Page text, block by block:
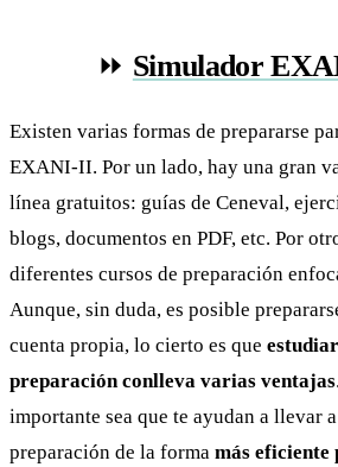
⏩ Simulador
Existen varias formas de prepararse
EXANI-II. Por un lado, hay una gran
línea gratuitos: guías de Ceneval,
blogs, documentos en PDF, etc. Por
diferentes cursos de preparación
Aunque, sin duda, es posible
cuenta propia, lo cierto es que
preparación conlleva varias ventajas
importante sea que te ayudan a llevar
preparación de la forma más eficiente